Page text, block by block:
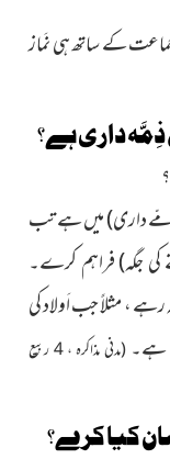
کے ساتھ ہی نَماز
داری)میں ہے تب
جگہ)فراہم کرے۔
رہے ، مثلاً جب اَولاد کی
ہے۔
(مدنی مذاکرہ ، 4 ربیع